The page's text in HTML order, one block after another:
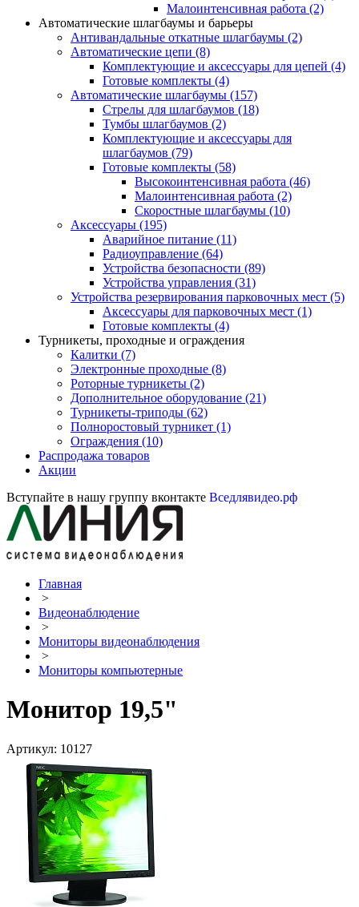
Малоинтенсивная работа (2)
Автоматические шлагбаумы и барьеры
Антивандальные откатные шлагбаумы (2)
Автоматические цепи (8)
Комплектующие и аксессуары для цепей (4)
Готовые комплекты (4)
Автоматические шлагбаумы (157)
Стрелы для шлагбаумов (18)
Тумбы шлагбаумов (2)
Комплектующие и аксессуары для
шлагбаумов (79)
Готовые комплекты (58)
Высокоинтенсивная работа (46)
Малоинтенсивная работа (2)
Скоростные шлагбаумы (10)
Аксессуары (195)
Аварийное питание (11)
Радиоуправление (64)
Устройства безопасности (89)
Устройства управления (31)
Устройства резервирования парковочных мест (5)
Аксессуары для парковочных мест (1)
Готовые комплекты (4)
Турникеты, проходные и ограждения
Калитки (7)
Электронные проходные (8)
Роторные турникеты (2)
Дополнительное оборудование (21)
Турникеты-триподы (62)
Полноростовый турникет (1)
Ограждения (10)
Распродажа товаров
Акции
Вступайте в нашу группу вконтакте Вседлявидео.рф
Главная
>
Видеонаблюдение
>
Мониторы видеонаблюдения
>
Мониторы компьютерные
Монитор 19,5"
Артикул: 10127